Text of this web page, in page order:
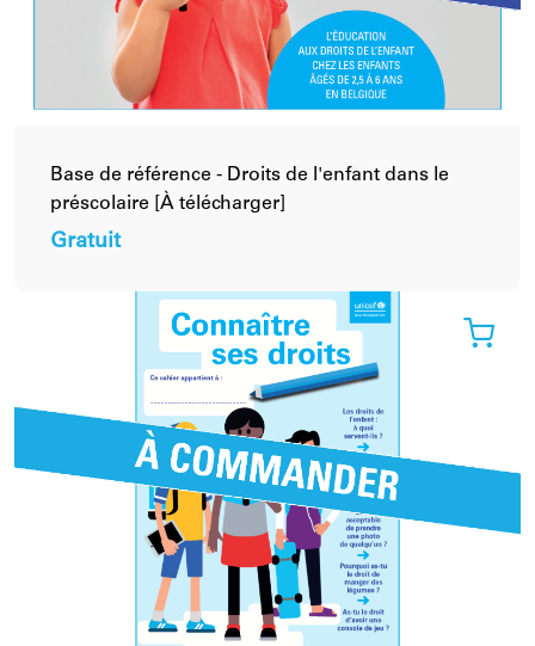
Annuler Confirmer
Base de référence - Droits de l'enfant dans le
préscolaire [À télécharger]
Gratuit
Continuer vos achats
Voir Panier d'achat